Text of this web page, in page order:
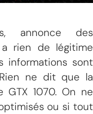
annonce des
rien de légitime
informations sont
ne dit que la
1070. On ne
ou si tout